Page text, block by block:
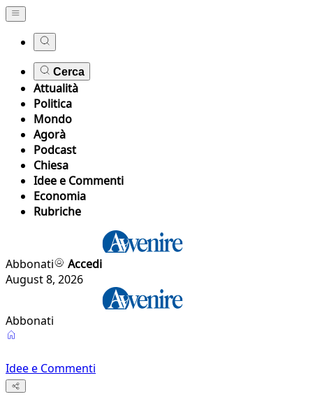
Cerca
Attualità
Politica
Mondo
Agorà
Podcast
Chiesa
Idee e Commenti
Economia
Rubriche
Abbonati
Accedi
August 8, 2026
Abbonati
Idee e Commenti